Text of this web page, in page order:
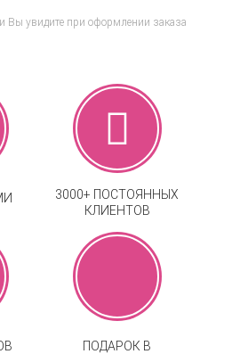
Вы увидите при оформлении заказа
3000+ ПОСТОЯННЫХ
КЛИЕНТОВ
ПОДАРОК В